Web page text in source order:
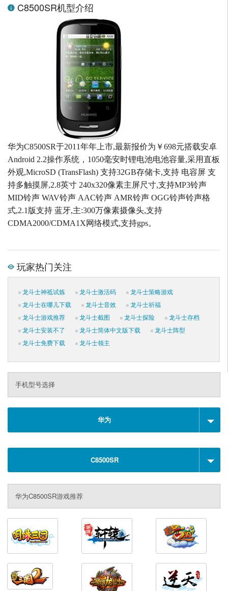
C8500SR机型介绍
华为C8500SR于2011年年上市,最新报价为￥698元搭载安卓
Android 2.2操作系统，1050毫安时锂电池电池容量,采用直板
外观,MicroSD (TransFlash) 支持32GB存储卡,支持 电容屏 支
持多触摸屏,2.8英寸 240x320像素主屏尺寸,支持MP3铃声
MID铃声 WAV铃声 AAC铃声 AMR铃声 OGG铃声铃声格
式,2.1版支持 蓝牙,主:300万像素摄像头,支持
CDMA2000/CDMA1X网络模式,支持gps。
玩家热门关注
龙斗士神祗试炼 龙斗士激活码
龙斗士策略游戏
龙斗士在哪儿下载
龙斗士音效
龙斗士祈福
龙斗士游戏推荐
龙斗士截图 龙斗士探险
龙斗士存档
龙斗士安装不了
龙斗士简体中文版下载
龙斗士阵型
龙斗士免费下载
龙斗士领主
手机型号选择
华为
C8500SR
华为C8500SR游戏推荐